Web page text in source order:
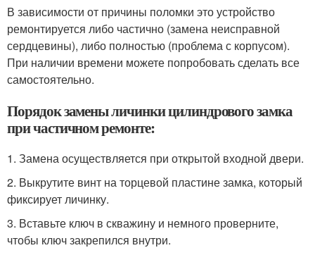
В зависимости от причины поломки это устройство
ремонтируется либо частично (замена неисправной
сердцевины), либо полностью (проблема с корпусом).
При наличии времени можете попробовать сделать все
самостоятельно.
Порядок замены личинки цилиндрового замка
при частичном ремонте:
1. Замена осуществляется при открытой входной двери.
2. Выкрутите винт на торцевой пластине замка, который
фиксирует личинку.
3. Вставьте ключ в скважину и немного проверните,
чтобы ключ закрепился внутри.